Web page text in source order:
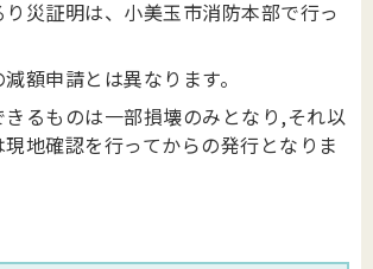
災証明は、小美玉市消防本部で行っ
額申請とは異なります。
るものは一部損壊のみとなり,それ以
地確認を行ってからの発行となりま